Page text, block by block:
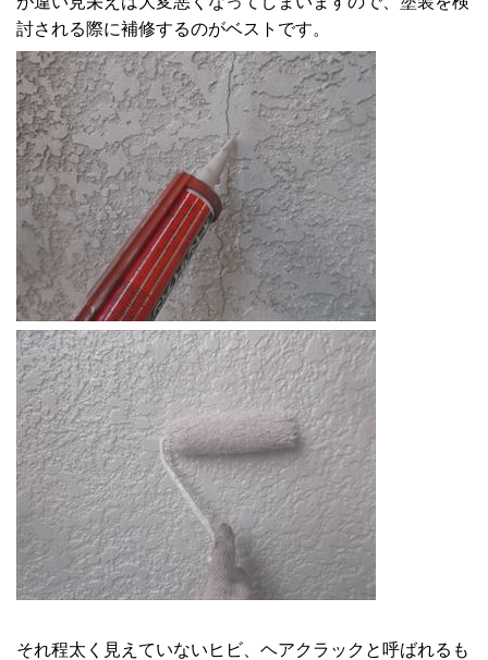
討される際に補修するのがベストです。
それ程太く見えていないヒビ、ヘアクラックと呼ばれるも